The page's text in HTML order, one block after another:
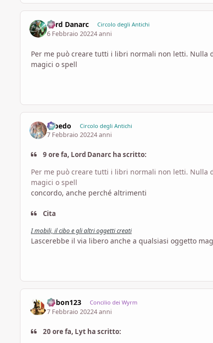
Lord Danarc Circolo degli Antichi
6 Febbraio 20224 anni
Per me può creare tutti i libri normali non letti. Nulla
magici o spell
Albedo Circolo degli Antichi
7 Febbraio 20224 anni
9 ore fa, Lord Danarc ha scritto:
Per me può creare tutti i libri normali non letti. Nulla
magici o spell
concordo, anche perché altrimenti
Cita
I mobili, il ciboe gli altri oggetti creati
Lascerebbe il via libero anche a qualsiasi oggetto
bobon123 Concilio dei Wyrm
7 Febbraio 20224 anni
20 ore fa, Lyt ha scritto: